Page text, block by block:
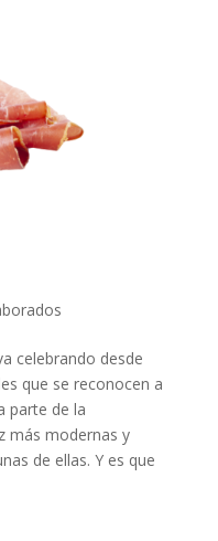
celebrando desde
que se reconocen a
parte de la
más modernas y
de ellas. Y es que